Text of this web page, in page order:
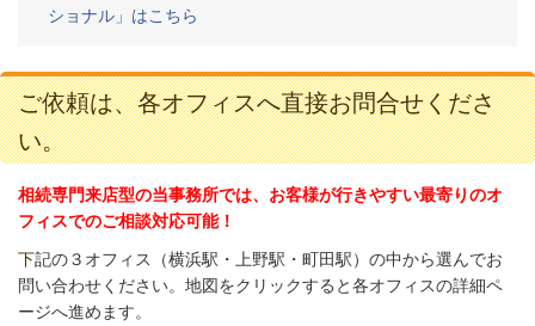
ショナル」はこちら
ご依頼は、各オフィスへ直接お問合せくださ
い。
相続専門来店型の当事務所では、お客様が行きやすい最寄りのオ
フィスでのご相談対応可能！
下記の３オフィス（横浜駅・上野駅・町田駅）の中から選んでお
問い合わせください。 地図をクリックすると各オフィスの詳細ペ
ージへ進めます。